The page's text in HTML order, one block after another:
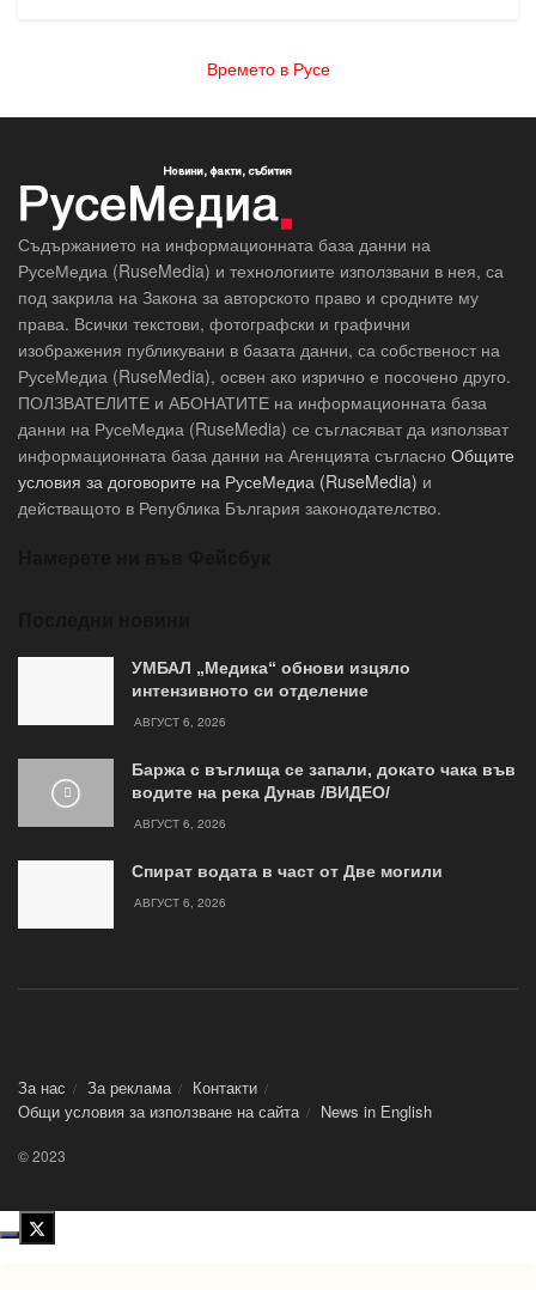
Времето в Русе
Съдържанието на информационната база данни на
РусеМедиа (RuseMedia) и технологиите използвани в нея, са
под закрила на Закона за авторското право и сродните му
права. Всички текстови, фотографски и графични
изображения публикувани в базата данни, са собственост на
РусеМедиа (RuseMedia), освен ако изрично е посочено друго.
ПОЛЗВАТЕЛИТЕ и АБОНАТИТЕ на информационната база
данни на РусеМедиа (RuseMedia) се съгласяват да използват
информационната база данни на Агенцията съгласно Общите
условия за договорите на РусеМедиа (RuseMedia) и
действащото в Република България законодателство.
УМБАЛ „Медика“ обнови изцяло
интензивното си отделение
АВГУСТ 6, 2026
Баржа с въглища се запали, докато чака във
водите на река Дунав /ВИДЕО/
АВГУСТ 6, 2026
Спират водата в част от Две могили
АВГУСТ 6, 2026
За нас За реклама
Контакти
Общи условия за използване на сайта
News in Еnglish
© 2023